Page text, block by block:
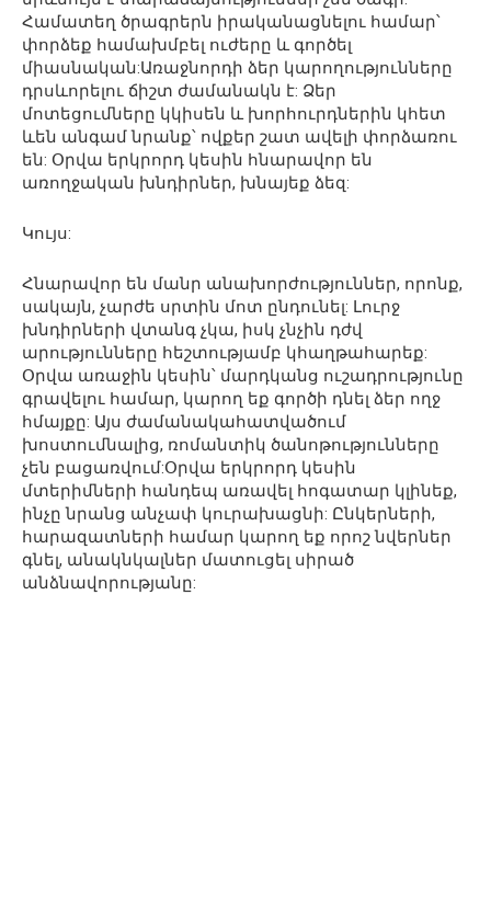
Համատեղ ծրագրերն իրականացնելու համար՝
փորձեք համախմբել ուժերը և գործել
միասնական:Առաջնորդի ձեր կարողությունները
դրսևորելու ճիշտ ժամանակն է: Ձեր
մոտեցումները կկիսեն և խորհուրդներին կհետ
ևեն անգամ նրանք՝ ովքեր շատ ավելի փորձառու
են: Օրվա երկրորդ կեսին հնարավոր են
առողջական խնդիրներ, խնայեք ձեզ:
Կույս:
Հնարավոր են մանր անախորժություններ, որոնք,
սակայն, չարժե սրտին մոտ ընդունել: Լուրջ
խնդիրների վտանգ չկա, իսկ չնչին դժվ
արությունները հեշտությամբ կհաղթահարեք:
Օրվա առաջին կեսին՝ մարդկանց ուշադրությունը
գրավելու համար, կարող եք գործի դնել ձեր ողջ
հմայքը: Այս ժամանակահատվածում
խոստումնալից, ռոմանտիկ ծանոթությունները
չեն բացառվում:Օրվա երկրորդ կեսին
մտերիմների հանդեպ առավել հոգատար կլինեք,
ինչը նրանց անչափ կուրախացնի: Ընկերների,
հարազատների համար կարող եք որոշ նվերներ
գնել, անակնկալներ մատուցել սիրած
անձնավորությանը: